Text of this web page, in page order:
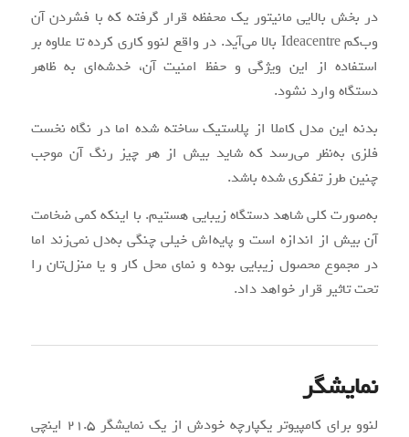
در بخش بالایی مانیتور یک محفظه قرار گرفته که با فشردن آن
وب‌کم Ideacentre بالا می‌آید. در واقع لنوو کاری کرده تا علاوه بر
استفاده از این ویژگی و حفظ امنیت آن، خدشه‌ای به ظاهر
دستگاه وارد نشود.
بدنه این مدل کاملا از پلاستیک ساخته شده اما در نگاه نخست
فلزی به‌نظر می‌رسد که شاید بیش از هر چیز رنگ آن موجب
چنین طرز تفکری شده باشد.
به‌صورت کلی شاهد دستگاه زیبایی هستیم. با اینکه کمی ضخامت
آن بیش از اندازه‌ است و پایه‌اش خیلی چنگی به‌دل نمی‌زند اما
در مجموع محصول زیبایی بوده و نمای محل کار و یا منزل‌تان را
تحت تاثیر قرار خواهد داد.
نمایشگر
لنوو برای کامپیوتر یکپارچه خودش از یک نمایشگر ۲۱.۵ اینچی